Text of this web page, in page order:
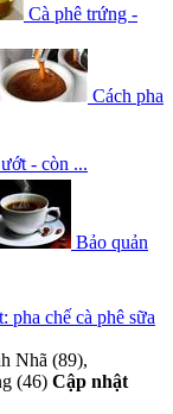
Cà phê trứng -
Cách pha
- còn ...
Bảo quản
pha chế cà phê sữa
Nhã (89),
(46) Cập nhật